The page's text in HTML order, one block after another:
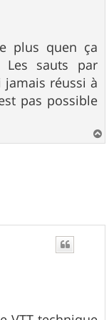
plus quen ça
Les sauts par
réussi à
pas possible
a